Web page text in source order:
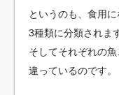
というのも、食用
3種類に分類されま
そしてそれぞれの
違っているのです。